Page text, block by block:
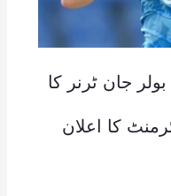
فاسٹ بولر جان ٹرنر کا
کا اعلان